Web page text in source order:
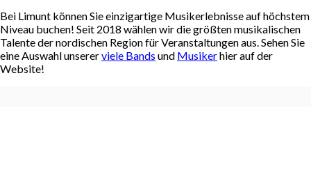
Bei Limunt können Sie einzigartige Musikerlebnisse auf höchstem
Niveau buchen! Seit 2018 wählen wir die größten musikalischen
Talente der nordischen Region für Veranstaltungen aus. Sehen Sie
eine Auswahl unsererviele Bands und Musikerhier auf der
Website!